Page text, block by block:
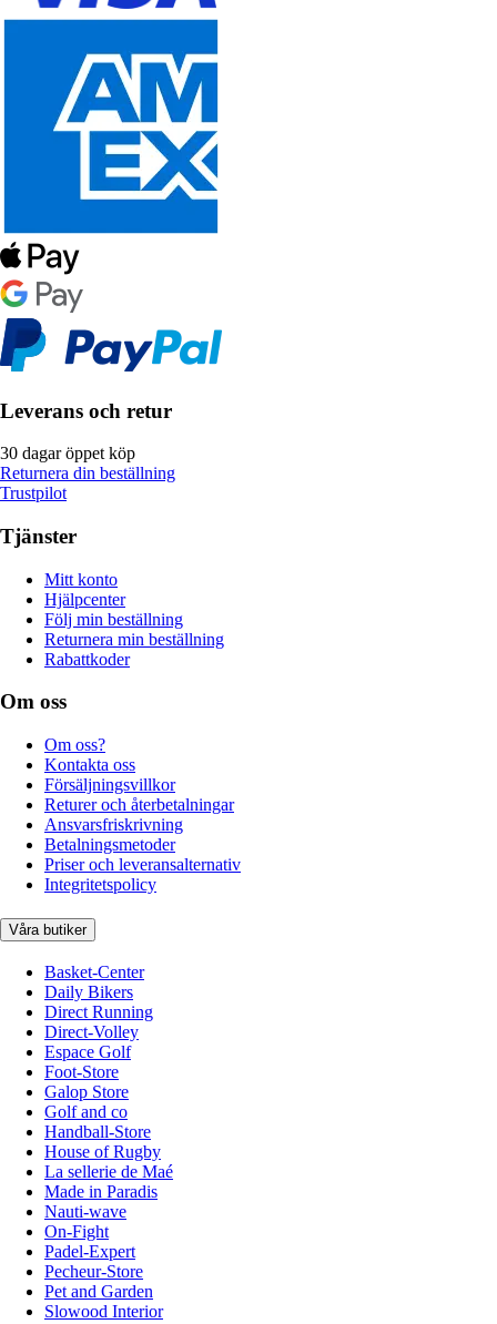
Leverans och retur
30 dagar öppet köp
Returnera din beställning
Trustpilot
Tjänster
Mitt konto
Hjälpcenter
Följ min beställning
Returnera min beställning
Rabattkoder
Om oss
Om oss?
Kontakta oss
Försäljningsvillkor
Returer och återbetalningar
Ansvarsfriskrivning
Betalningsmetoder
Priser och leveransalternativ
Integritetspolicy
Våra butiker
Basket-Center
Daily Bikers
Direct Running
Direct-Volley
Espace Golf
Foot-Store
Galop Store
Golf and co
Handball-Store
House of Rugby
La sellerie de Maé
Made in Paradis
Nauti-wave
On-Fight
Padel-Expert
Pecheur-Store
Pet and Garden
Slowood Interior